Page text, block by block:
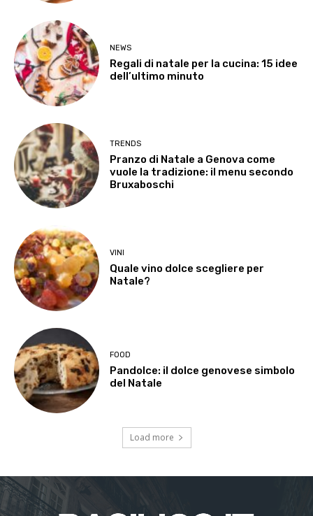
NEWS
Regali di natale per la cucina: 15 idee
dell’ultimo minuto
TRENDS
Pranzo di Natale a Genova come
vuole la tradizione: il menu secondo
Bruxaboschi
VINI
Quale vino dolce scegliere per
Natale?
FOOD
Pandolce: il dolce genovese simbolo
del Natale
Load more